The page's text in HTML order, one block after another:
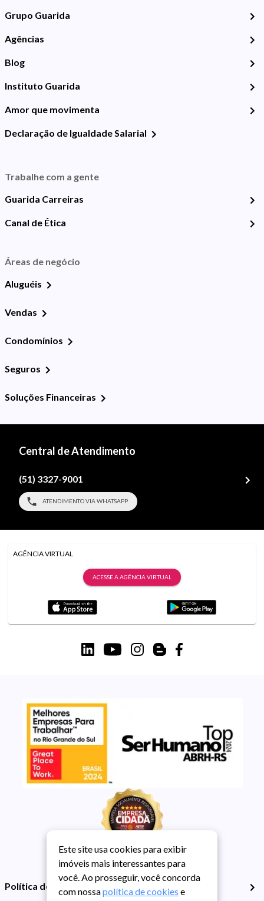
Grupo Guarida
Agências
Blog
Instituto Guarida
Amor que movimenta
Declaração de Igualdade Salarial
Trabalhe com a gente
Guarida Carreiras
Canal de Ética
Áreas de negócio
Aluguéis
Vendas
Condomínios
Seguros
Soluções Financeiras
Central de Atendimento
(51) 3327-9001
ATENDIMENTO VIA WHATSAPP
AGÊNCIA VIRTUAL
ACESSE A AGÊNCIA VIRTUAL
Política de Privacidade
Este site usa cookies para exibir
imóveis mais interessantes para
você. Ao prosseguir, você concorda
com nossapolítica de cookies e